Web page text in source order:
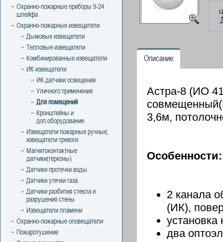
Описание
Астра-8 (ИО
3,6м,
Особенности:
2 канала
(ИК),
установка
два
Охранно-пожарные приборы 9-24
шлейфа
Охранно-пожарные извещатели
Дымовые извещатели
Тепловые извещатели
Комбинированные извещатели
ИК извещатели
ИК датчики освещения
Уличного применения
Для помещений
Кронштейны и
доп.оборудование
Извещатели пожарные ручные,
извещатели тревоги
Магнитоконтактные
датчики(герконы)
Датчики протечки воды
Датчики утечки газа
Датчики разбития стекла и
разрушения стены
Извещатели пламени
Охранно-пожарные оповещатели
Пожаротушение